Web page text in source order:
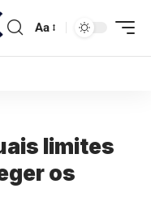
Aa
limites
os